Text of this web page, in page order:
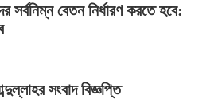
সর্বনিম্ন বেতন নির্ধারণ করতে হবে:
সংবাদ বিজ্ঞপ্তি